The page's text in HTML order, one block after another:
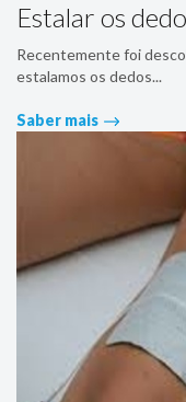
Estalar os
Recentemente foi
estalamos os dedos...
Saber mais